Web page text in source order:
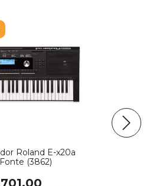
Roland E-x20a
(3862)